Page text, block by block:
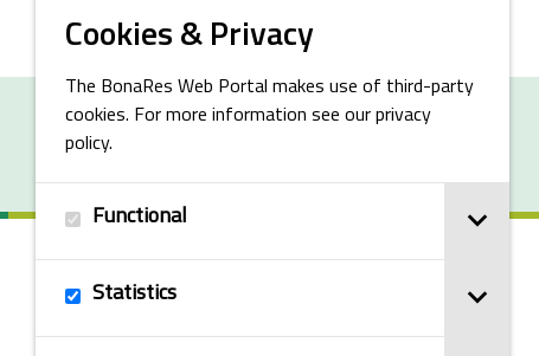
Cookies & Privacy
The BonaRes Web Portal makes use of third-party
cookies. For more information see our privacy
policy.
Functional
Statistics